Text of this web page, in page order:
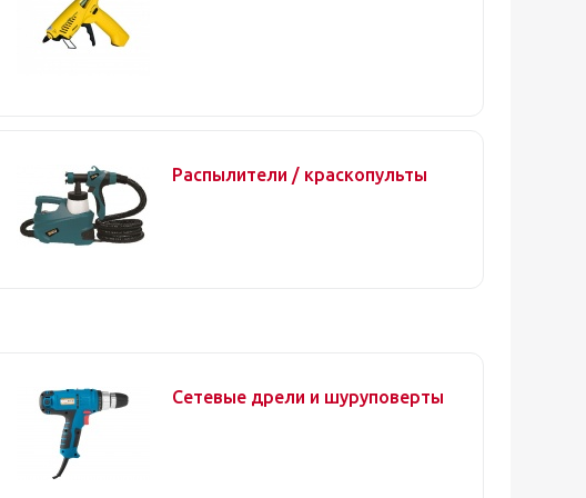
Распылители / краскопульты
Сетевые дрели и шуруповерты